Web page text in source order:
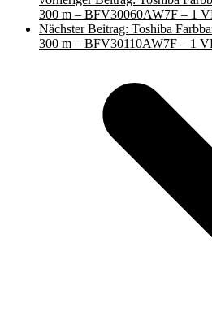
300 m – BFV30060AW7F – 1
Nächster Beitrag: Toshiba
300 m – BFV30110AW7F – 1